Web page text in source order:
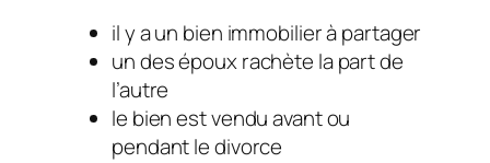
il y a un bien immobilier à partager
un des époux rachète la part de
l’autre
le bien est vendu avant ou
pendant le divorce